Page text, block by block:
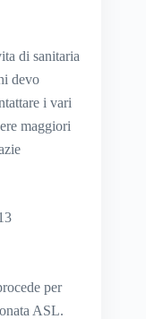
di sanitaria
devo
i vari
maggiori
per
ASL.